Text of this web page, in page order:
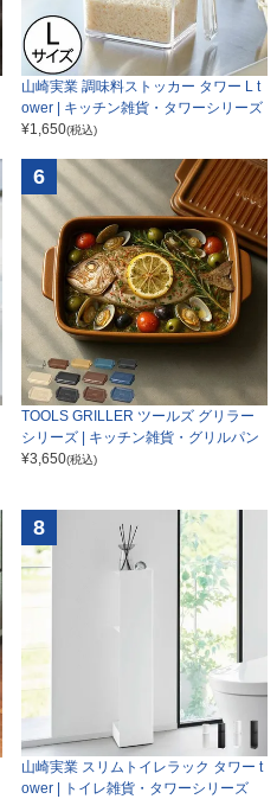
山崎実業 調味料ストッカー タワー L t
ower | キッチン雑貨・タワーシリーズ
¥1,650(税込)
6
TOOLS GRILLER ツールズ グリラー
シリーズ | キッチン雑貨・グリルパン
¥3,650(税込)
8
山崎実業 スリムトイレラック タワー t
ower | トイレ雑貨・タワーシリーズ